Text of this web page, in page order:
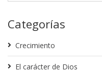
Categorías
Crecimiento
El carácter de Dios